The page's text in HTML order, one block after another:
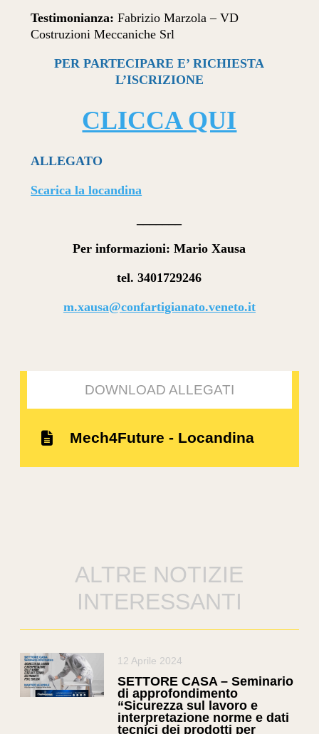
Testimonianza: Fabrizio Marzola – VD
Costruzioni Meccaniche Srl
PER PARTECIPARE E’ RICHIESTA
L’ISCRIZIONE
CLICCA QUI
ALLEGATO
Scarica la locandina
Per informazioni: Mario Xausa
tel. 3401729246
m.xausa@confartigianato.veneto.it
DOWNLOAD ALLEGATI
Mech4Future - Locandina
ALTRE NOTIZIE
INTERESSANTI
12 Aprile 2024
SETTORE CASA – Seminario
di approfondimento
“Sicurezza sul lavoro e
interpretazione norme e dati
tecnici dei prodotti per